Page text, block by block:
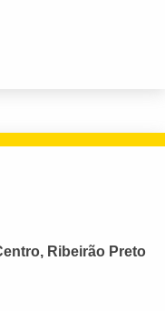
Ribeirão Preto